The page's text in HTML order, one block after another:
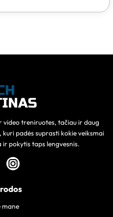
video treniruotes, tačiau ir daug
padės suprasti kokie veiksmai
pokytis taps lengvesnis.
mane